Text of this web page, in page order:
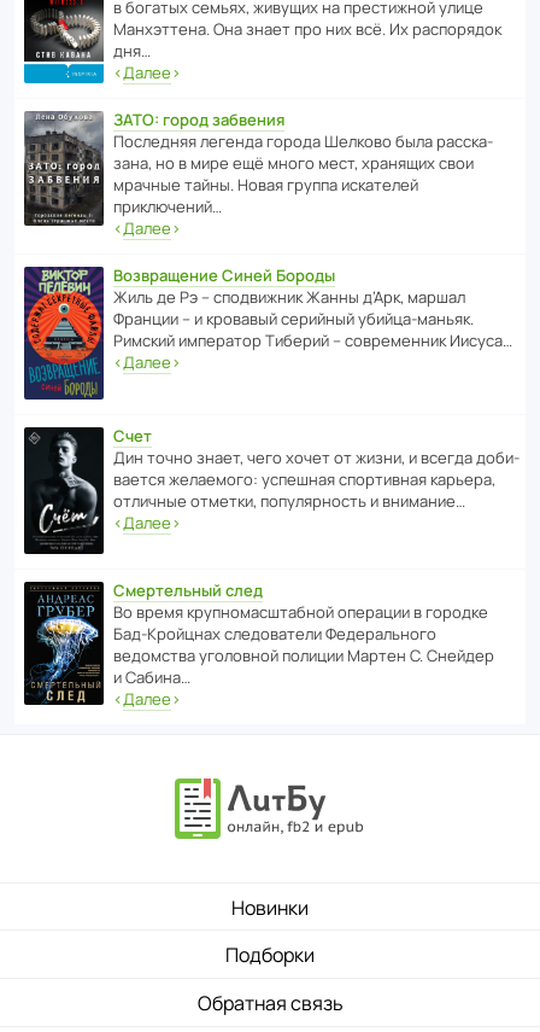
в богатых семьях, живущих на прес­ти­жной улице
Манх­эт­тена. Она знает про них всё. Их распо­рядок
дня…
‹Далее›
ЗАТО: город забвения
После­дняя легенда города Шелково была расска­
зана, но в мире ещё много мест, хранящих свои
мрачные тайны. Новая группа иска­телей
приключений…
‹Далее›
Возвращение Синей Бороды
Жиль де Рэ – спод­ви­жник Жанны д’Арк, маршал
Франции – и кровавый серийный убийца-маньяк.
Римский импе­ратор Тиберий – совре­менник Иисуса…
‹Далее›
Счет
Дин точно знает, чего хочет от жизни, и всегда доби­
ва­ется жела­е­мого: успе­шная спор­ти­вная карьера,
отли­чные отметки, попу­ля­р­ность и внимание…
‹Далее›
Смертельный след
Во время круп­но­мас­ш­та­бной операции в городке
Бад‑Крой­цнах следо­ва­тели Феде­раль­ного
ведомства уголо­вной полиции Мартен С. Снейдер
и Сабина…
‹Далее›
Новинки
Подборки
Обратная связь